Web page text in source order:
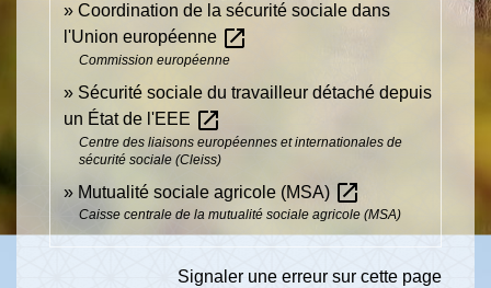
Coordination de la sécurité sociale dans
l'Union européenne open_in_new
Commission européenne
Sécurité sociale du travailleur détaché depuis
un État de l'EEE open_in_new
Centre des liaisons européennes et internationales de
sécurité sociale (Cleiss)
Mutualité sociale agricole (MSA) open_in_new
Caisse centrale de la mutualité sociale agricole (MSA)
Signaler une erreur sur cette page